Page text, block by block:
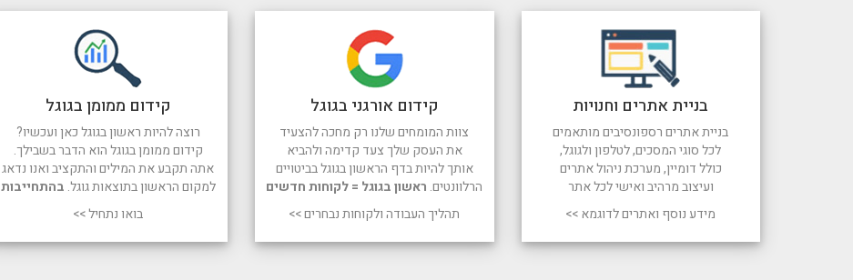
קידום ממומן בגוגל
רוצה להיות ראשון בגוגל כאן ועכשיו?
קידום ממומן בגוגל הוא הדבר בשבילך.
אתה תקבע את המילים והתקציב ואנו נדאג
למקום הראשון בתוצאות גוגל. בהתחייבות
בואו נתחיל >>
קידום אורגני בגוגל
צוות המומחים שלנו רק מחכה להצעיד
את העסק שלך צעד קדימה ולהביא
אותך להיות בדף הראשון בגוגל בביטויים
הרלוונטים. ראשון בגוגל = לקוחות חדשים
תהליך העבודה ולקוחות נבחרים >>
בניית אתרים וחנויות
בניית אתרים רספונסיבים מותאמים
לכל סוגי המסכים, לטלפון ולגוגל,
כולל דומיין, מערכת ניהול אתרים
ועיצוב מרהיב ואישי לכל אתר
מידע נוסף ואתרים לדוגמא >>